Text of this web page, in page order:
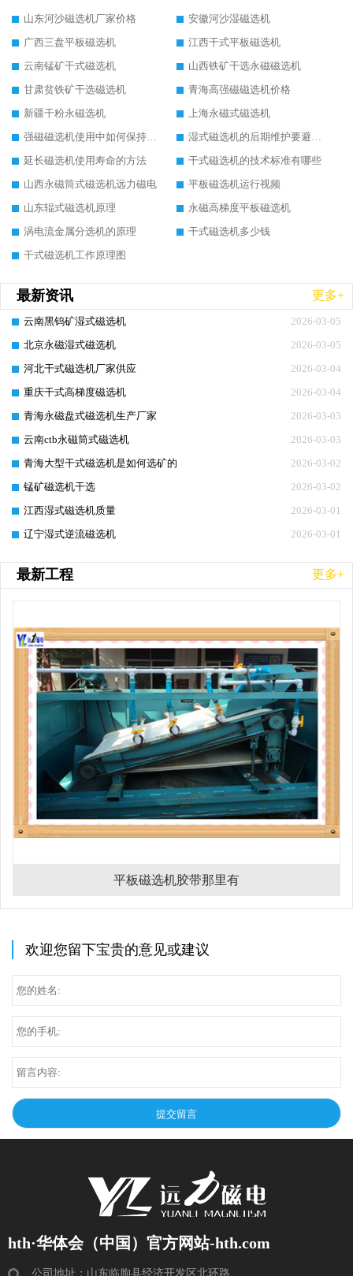
山东河沙磁选机厂家价格
安徽河沙湿磁选机
广西三盘平板磁选机
江西干式平板磁选机
云南锰矿干式磁选机
山西铁矿干选永磁磁选机
甘肃贫铁矿干选磁选机
青海高强磁磁选机价格
新疆干粉永磁选机
上海永磁式磁选机
强磁磁选机使用中如何保持其顺畅运行
湿式磁选机的后期维护要避开哪些坑
延长磁选机使用寿命的方法
干式磁选机的技术标准有哪些
山西永磁筒式磁选机远力磁电
平板磁选机运行视频
山东辊式磁选机原理
永磁高梯度平板磁选机
涡电流金属分选机的原理
干式磁选机多少钱
干式磁选机工作原理图
最新资讯 更多+
2026-03-05
云南黑钨矿湿式磁选机
2026-03-05
北京永磁湿式磁选机
2026-03-04
河北干式磁选机厂家供应
2026-03-04
重庆干式高梯度磁选机
2026-03-03
青海永磁盘式磁选机生产厂家
2026-03-03
云南ctb永磁筒式磁选机
2026-03-02
青海大型干式磁选机是如何选矿的
2026-03-02
锰矿磁选机干选
2026-03-01
江西湿式磁选机质量
2026-03-01
辽宁湿式逆流磁选机
最新工程 更多+
平板磁选机胶带那里有
欢迎您留下宝贵的意见或建议
hth·华体会（中国）官方网站-hth.com
公司地址：山东临朐县经济开发区北环路